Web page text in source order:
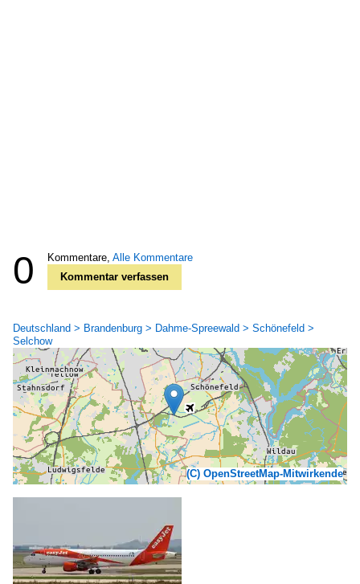
0 Kommentare, Alle Kommentare
Kommentar verfassen
Deutschland > Brandenburg > Dahme-Spreewald > Schönefeld >
Selchow
(C) OpenStreetMap-Mitwirkende